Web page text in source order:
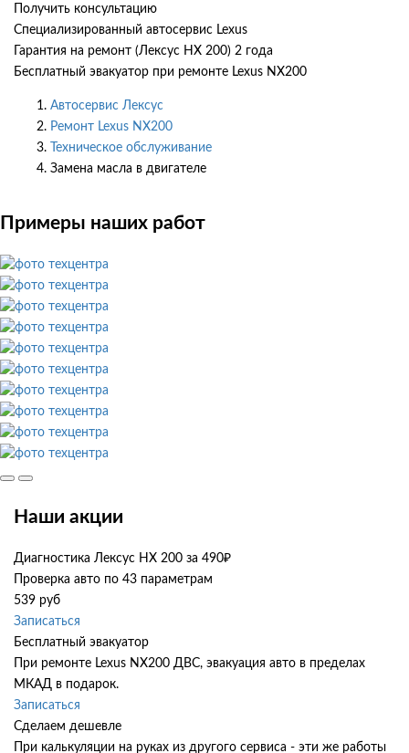
Получить консультацию
Специализированный автосервис Lexus
Гарантия на ремонт (Лексус НХ 200) 2 года
Бесплатный эвакуатор при ремонте Lexus NX200
Автосервис Лексус
Ремонт Lexus NX200
Техническое обслуживание
Замена масла в двигателе
Примеры наших работ
Наши акции
Диагностика Лексус НХ 200 за 490₽
Проверка авто по 43 параметрам
539 руб
Записаться
Бесплатный эвакуатор
При ремонте Lexus NX200 ДВС, эвакуация авто в пределах
МКАД в подарок.
Записаться
Сделаем дешевле
При калькуляции на руках из другого сервиса - эти же работы